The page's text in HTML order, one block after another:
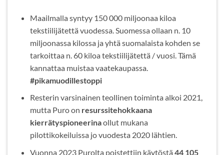
Maailmalla syntyy 150 000 miljoonaa kiloa
tekstiilijätettä vuodessa. Suomessa ollaan n. 10
miljoonassa kilossa ja yhtä suomalaista kohden se
tarkoittaa n. 60 kiloa tekstiilijätettä / vuosi. Tämä
kannattaa muistaa vaatekaupassa.
#pikamuodillestoppi
Resterin varsinainen teollinen toiminta alkoi 2021,
mutta Puro on resurssitehokkaana
kierrätyspioneerinaollut mukana
pilottikokeiluissa jo vuodesta 2020 lähtien.
Vuonna 2023 Purolta poistettiin käytöstä 44 105